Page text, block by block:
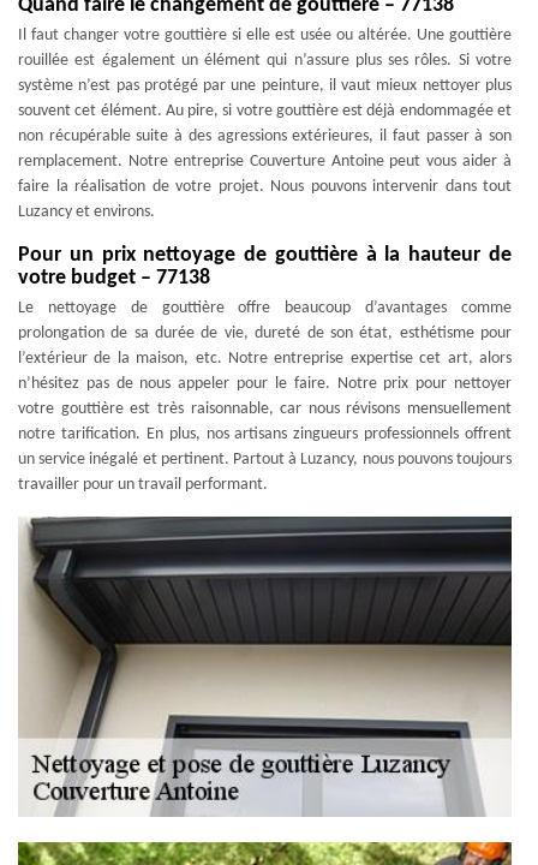
Quand faire le changement de gouttière – 77138
Il faut changer votre gouttière si elle est usée ou altérée. Une gouttière
rouillée est également un élément qui n’assure plus ses rôles. Si votre
système n’est pas protégé par une peinture, il vaut mieux nettoyer plus
souvent cet élément. Au pire, si votre gouttière est déjà endommagée et
non récupérable suite à des agressions extérieures, il faut passer à son
remplacement. Notre entreprise Couverture Antoine peut vous aider à
faire la réalisation de votre projet. Nous pouvons intervenir dans tout
Luzancy et environs.
Pour un prix nettoyage de gouttière à la hauteur de
votre budget – 77138
Le nettoyage de gouttière offre beaucoup d’avantages comme
prolongation de sa durée de vie, dureté de son état, esthétisme pour
l’extérieur de la maison, etc. Notre entreprise expertise cet art, alors
n’hésitez pas de nous appeler pour le faire. Notre prix pour nettoyer
votre gouttière est très raisonnable, car nous révisons mensuellement
notre tarification. En plus, nos artisans zingueurs professionnels offrent
un service inégalé et pertinent. Partout à Luzancy, nous pouvons toujours
travailler pour un travail performant.